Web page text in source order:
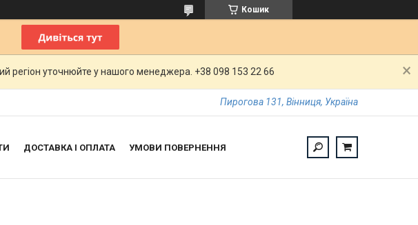
Кошик
уточнюйте у нашого менеджера. +38 098 153 22 66
Пирогова 131, Вінниця, Україна
ДОСТАВКА І ОПЛАТА УМОВИ ПОВЕРНЕННЯ